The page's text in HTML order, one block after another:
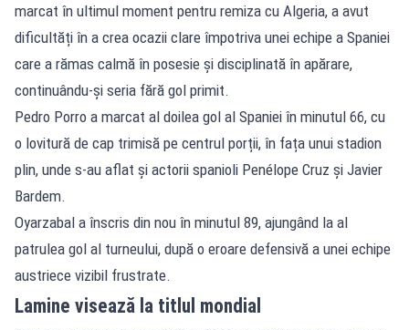
marcat în ultimul moment pentru remiza cu Algeria, a avut
dificultăți în a crea ocazii clare împotriva unei echipe a Spaniei
care a rămas calmă în posesie și disciplinată în apărare,
continuându-și seria fără gol primit.
Pedro Porro a marcat al doilea gol al Spaniei în minutul 66, cu
o lovitură de cap trimisă pe centrul porții, în fața unui stadion
plin, unde s-au aflat și actorii spanioli Penélope Cruz și Javier
Bardem.
Oyarzabal a înscris din nou în minutul 89, ajungând la al
patrulea gol al turneului, după o eroare defensivă a unei echipe
austriece vizibil frustrate.
Lamine visează la titlul mondial